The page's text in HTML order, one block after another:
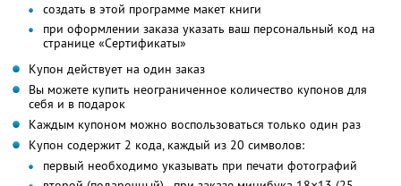
создать в этой программе макет книги
при оформлении заказа указать ваш персональный код на
странице «Сертификаты»
Купон действует на один заказ
Вы можете купить неограниченное количество купонов для
себя и в подарок
Каждым купоном можно воспользоваться только один раз
Купон содержит 2 кода, каждый из 20 символов:
первый необходимо указывать при печати фотографий